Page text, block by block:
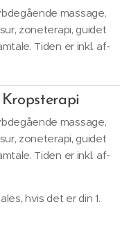
massage,
zoneterapi, guidet
Tiden er inkl. af-
massage,
zoneterapi, guidet
Tiden er inkl. af-
hvis det er din 1.